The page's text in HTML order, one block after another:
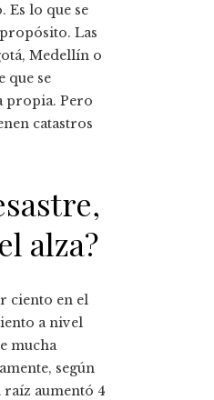
Es lo que se
Las
Medellín o
que se
propia. Pero
catastros
alza?
ciento en el
a nivel
mucha
según
aumentó 4